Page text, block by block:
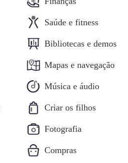
Saúde e fitness
Bibliotecas e demos
Mapas e navegação
Música e áudio
Criar os filhos
Fotografia
Compras